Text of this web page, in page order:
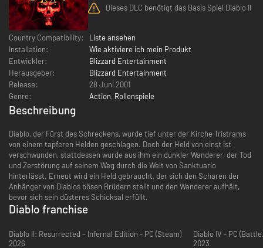
Dieses DLC benötigt das Basis Spiel Diablo II
Country Compatibility:
Liste ansehen
Installation:
Wie aktiviere ich mein Produkt
Entwickler:
Blizzard Entertainment
Herausgeber:
Blizzard Entertainment
Release:
28 Juni 2001
Genre:
Action, Rollenspiele
Beschreibung
Diablo, der Fürst des Schreckens, wurde tief unter der Kirche Tristrams
von einem tapferen Helden geschlagen. Doch der Held von einst ist
verschwunden, stattdessen wurde aus ihm ein dunkler Wanderer, der Tod
und Zerstörung auf seinem Weg durch die Welt von Sanktuario
hinterlässt. Erneut wird ein Held gebraucht, der sich den Scharen der
Anhänger von Diablos bösen Brüdern stellt und den Wanderer aufhält,
bevor sich sein düsteres Schicksal erfüllt.
Diablo franchise
Diablo II: Resurrected – Infernal Edition - PC (Steam)
2026
Diablo IV - PC
2023